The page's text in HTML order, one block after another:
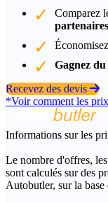
Comparez
partenaires
Économisez
Gagnez
Recevez des devis
*Voir comment les
Informations sur les
Le nombre d'offres,
sont calculés sur des
Autobutler, sur la